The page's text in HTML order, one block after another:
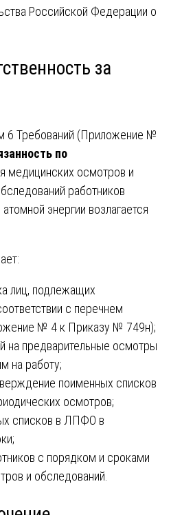
Российской Федерации о
за
6 Требований (Приложение №
по
медицинских осмотров и
работников
энергии возлагается
лиц, подлежащих
с перечнем
№ 4 к Приказу № 749н);
на предварительные осмотры
на работу;
поименных списков
осмотров;
списков в ЛПФО в
с порядком и сроками
и обследований.